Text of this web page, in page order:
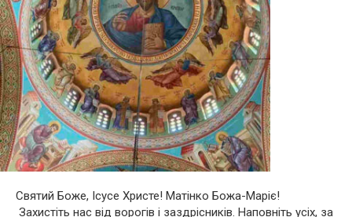
Святий Боже, Ісусе Христе! Матінко Божа-Маріє!
Захистіть нас від ворогів і заздрісників. Наповніть усіх, за